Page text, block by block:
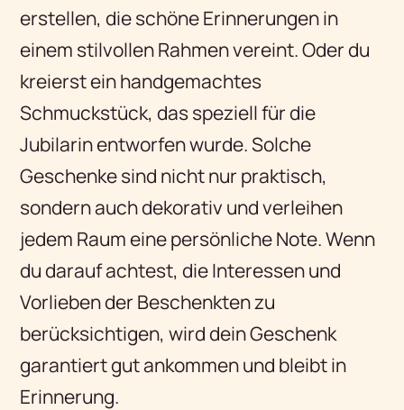
erstellen, die schöne Erinnerungen in
einem stilvollen Rahmen vereint. Oder du
kreierst ein handgemachtes
Schmuckstück, das speziell für die
Jubilarin entworfen wurde. Solche
Geschenke sind nicht nur praktisch,
sondern auch dekorativ und verleihen
jedem Raum eine persönliche Note. Wenn
du darauf achtest, die Interessen und
Vorlieben der Beschenkten zu
berücksichtigen, wird dein Geschenk
garantiert gut ankommen und bleibt in
Erinnerung.